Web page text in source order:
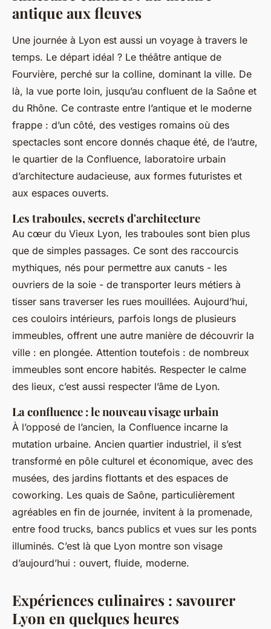
antique aux fleuves
Une journée à Lyon est aussi un voyage à travers le
temps. Le départ idéal ? Le théâtre antique de
Fourvière, perché sur la colline, dominant la ville. De
là, la vue porte loin, jusqu’au confluent de la Saône et
du Rhône. Ce contraste entre l’antique et le moderne
frappe : d’un côté, des vestiges romains où des
spectacles sont encore donnés chaque été, de l’autre,
le quartier de la Confluence, laboratoire urbain
d’architecture audacieuse, aux formes futuristes et
aux espaces ouverts.
Les traboules, secrets d'architecture
Au cœur du Vieux Lyon, les traboules sont bien plus
que de simples passages. Ce sont des raccourcis
mythiques, nés pour permettre aux canuts - les
ouvriers de la soie - de transporter leurs métiers à
tisser sans traverser les rues mouillées. Aujourd’hui,
ces couloirs intérieurs, parfois longs de plusieurs
immeubles, offrent une autre manière de découvrir la
ville : en plongée. Attention toutefois : de nombreux
immeubles sont encore habités. Respecter le calme
des lieux, c’est aussi respecter l’âme de Lyon.
La confluence : le nouveau visage urbain
À l’opposé de l’ancien, la Confluence incarne la
mutation urbaine. Ancien quartier industriel, il s’est
transformé en pôle culturel et économique, avec des
musées, des jardins flottants et des espaces de
coworking. Les quais de Saône, particulièrement
agréables en fin de journée, invitent à la promenade,
entre food trucks, bancs publics et vues sur les ponts
illuminés. C’est là que Lyon montre son visage
d’aujourd’hui : ouvert, fluide, moderne.
Expériences culinaires : savourer
Lyon en quelques heures